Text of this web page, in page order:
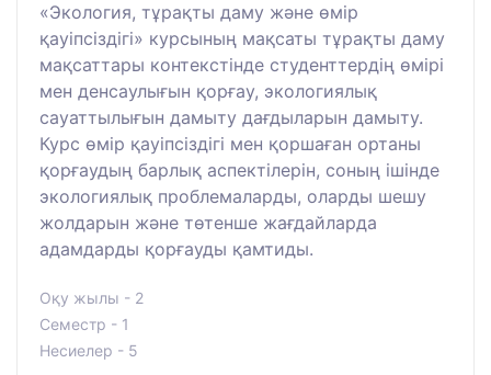
«Экология, тұрақты даму және өмір
қауіпсіздігі» курсының мақсаты тұрақты даму
мақсаттары контекстінде студенттердің өмірі
мен денсаулығын қорғау, экологиялық
сауаттылығын дамыту дағдыларын дамыту.
Курс өмір қауіпсіздігі мен қоршаған ортаны
қорғаудың барлық аспектілерін, соның ішінде
экологиялық проблемаларды, оларды шешу
жолдарын және төтенше жағдайларда
адамдарды қорғауды қамтиды.
Оқу жылы - 2
Семестр - 1
Несиелер - 5